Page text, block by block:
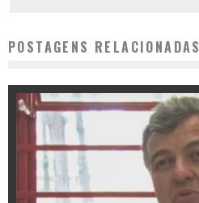
POSTAGENS RELACIONADAS